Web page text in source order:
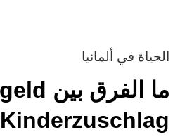
الحياة في ألمانيا